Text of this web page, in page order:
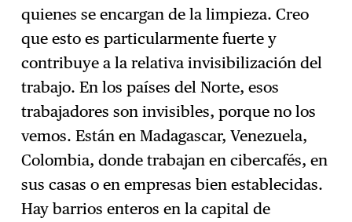
quienes se encargan de la limpieza. Creo
que esto es particularmente fuerte y
contribuye a la relativa invisibilización del
trabajo. En los países del Norte, esos
trabajadores son invisibles, porque no los
vemos. Están en Madagascar, Venezuela,
Colombia, donde trabajan en cibercafés, en
sus casas o en empresas bien establecidas.
Hay barrios enteros en la capital de